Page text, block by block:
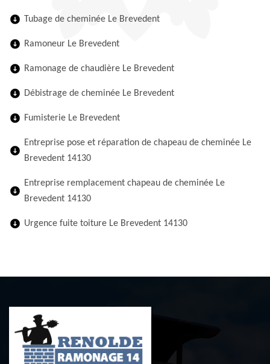
Tubage de cheminée Le Brevedent
Ramoneur Le Brevedent
Ramonage de chaudière Le Brevedent
Débistrage de cheminée Le Brevedent
Fumisterie Le Brevedent
Entreprise pose et réparation de chapeau de cheminée Le
Brevedent 14130
Entreprise remplacement chapeau de cheminée Le
Brevedent 14130
Urgence fuite toiture Le Brevedent 14130